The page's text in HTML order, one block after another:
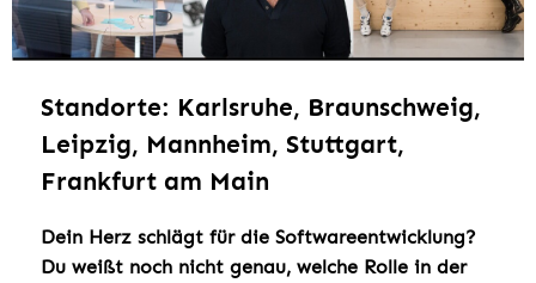
Standorte: Karlsruhe, Braunschweig,
Leipzig, Mannheim, Stuttgart,
Frankfurt am Main
Dein Herz schlägt für die Softwareentwicklung?
Du weißt noch nicht genau, welche Rolle in der